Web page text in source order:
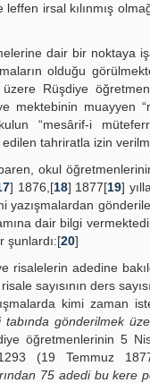
irsal kılınmış
dair bir noktaya
olduğu
üzere Rüşdiye
mektebinin muayyen
“mesârif-i
tahriratla izin
okul
] 1876,[18] 1877[19]
yazışmalardan
dair bilgi
şunlardı:[20]
risalelerin adedine
sayısının ders
kimi zaman
gönderilmek
öğretmenlerinin 5
(19 Temmuz
75 adedi bu kere